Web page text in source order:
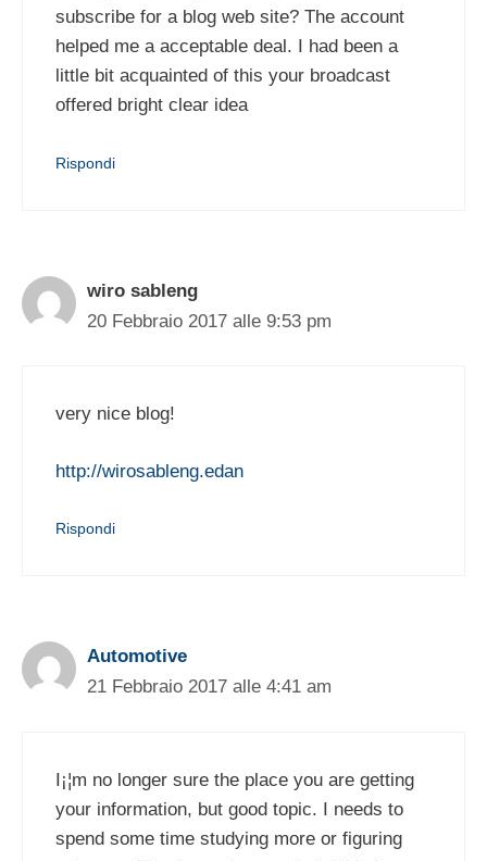
subscribe for a blog web site? The account
helped me a acceptable deal. I had been a
little bit acquainted of this your broadcast
offered bright clear idea
Rispondi
wiro sableng
20 Febbraio 2017 alle 9:53 pm
very nice blog!
http://wirosableng.edan
Rispondi
Automotive
21 Febbraio 2017 alle 4:41 am
I¡¦m no longer sure the place you are getting
your information, but good topic. I needs to
spend some time studying more or figuring